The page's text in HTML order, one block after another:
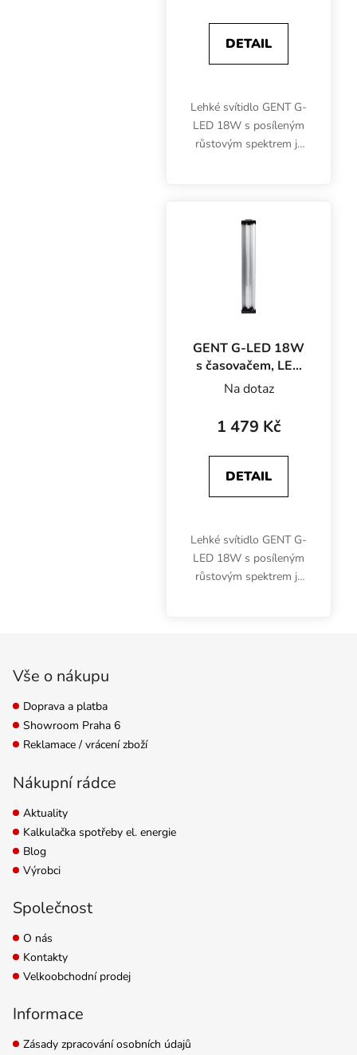
DETAIL
Lehké svítidlo GENT G-
LED 18W s posíleným
růstovým spektrem je
připojení na spínací
GENT G-LED 18W
s časovačem, LED
svítidlo na růst
Na dotaz
1 479 Kč
DETAIL
Lehké svítidlo GENT G-
LED 18W s posíleným
růstovým spektrem je
Vše o nákupu
Doprava a platba
Showroom Praha 6
Reklamace / vrácení zboží
Nákupní rádce
Aktuality
Kalkulačka spotřeby el. energie
Blog
Výrobci
Společnost
O nás
Kontakty
Velkoobchodní prodej
Informace
Zásady zpracování osobních údajů